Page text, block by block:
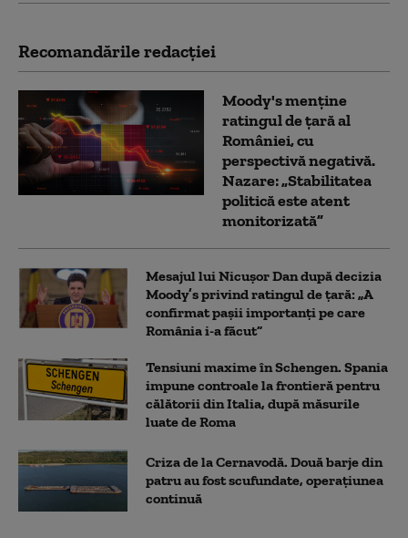
Recomandările redacţiei
Moody's menține
ratingul de țară al
României, cu
perspectivă negativă.
Nazare: „Stabilitatea
politică este atent
monitorizată”
Mesajul lui Nicușor Dan după decizia
Moody’s privind ratingul de țară: „A
confirmat pașii importanți pe care
România i-a făcut”
Tensiuni maxime în Schengen. Spania
impune controale la frontieră pentru
călătorii din Italia, după măsurile
luate de Roma
Criza de la Cernavodă. Două barje din
patru au fost scufundate, operațiunea
continuă